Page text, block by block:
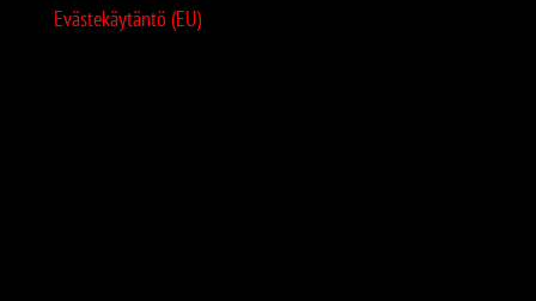
Evästekäytäntö (EU)